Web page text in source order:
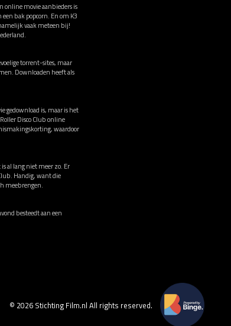
online movie aanbieders is
bak popcorn. En om K3
vaak meteen bij!
torrent-sites, maar
Downloaden heeft als
gedownload is, maar is het
Disco Club online
waardoor
al lang niet meer zo. Er
Handig, want die
meebrengen.
besteedt aan een
© 2026 Stichting Film.nl All rights reserved.